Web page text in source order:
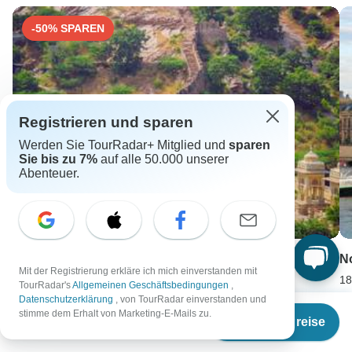
Termine & Preise
Österreich: +43 720 116 651
Unser Serviceteam ist 24 Stunden an 7 Tagen der Woche
für Sie da.
-50% SPAREN
18 days • 4,8
AbEUR 5379
EUR 2689
Registrieren und sparen
Werden Sie TourRadar+ Mitglied und sparen
Sie bis zu 7% auf alle 50.000 unserer
Abenteuer.
Mit der Registrierung erkläre ich mich einverstanden mit
TourRadar'sAllgemeinen Geschäftsbedingungen ,
Datenschutzerklärung , von TourRadar einverstanden und
stimme dem Erhalt von Marketing-E-Mails zu.